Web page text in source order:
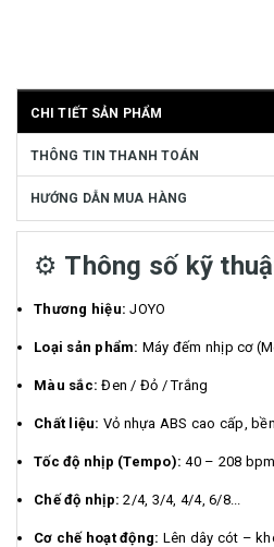
CHI TIẾT SẢN PHẨM
THÔNG TIN THANH TOÁN
HƯỚNG DẪN MUA HÀNG
⚙️ Thông số kỹ
Thương hiệu: JOYO
Loại sản phẩm: Máy đếm nhịp cơ
Màu sắc: Đen / Đỏ / Trắng
Chất liệu: Vỏ nhựa ABS cao cấp,
Tốc độ nhịp (Tempo): 40 – 208 bpm
Chế độ nhịp: 2/4, 3/4, 4/4, 6/8...
Cơ chế hoạt động: Lên dây cót –